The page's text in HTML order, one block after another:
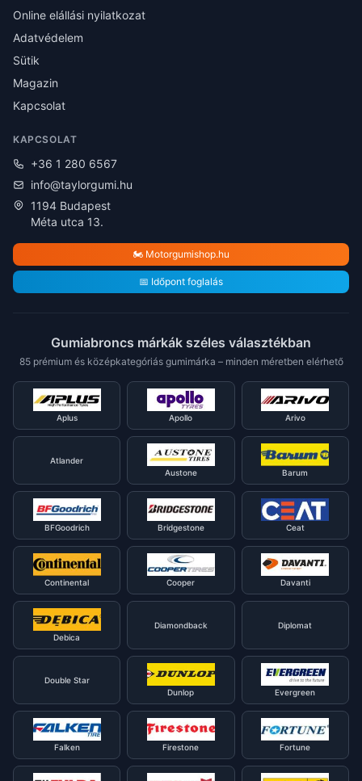
Online elállási nyilatkozat
Adatvédelem
Sütik
Magazin
Kapcsolat
KAPCSOLAT
+36 1 280 6567
info@taylorgumi.hu
1194 Budapest
Méta utca 13.
🏍️ Motorgumishop.hu
📅 Időpont foglalás
Gumiabroncs márkák széles választékban
85 prémium és középkategóriás gumimárka – minden méretben elérhető
Aplus Apollo Arivo
Atlander
Austone
Barum
BFGoodrich Bridgestone Ceat
Continental Cooper Davanti
Debica
Diamondback Diplomat
Double Star
Dunlop
Evergreen
Falken Firestone Fortune